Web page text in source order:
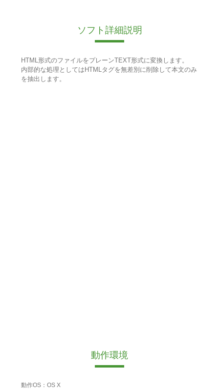
ソフト詳細説明
HTML形式のファイルをプレーンTEXT形式に変換します。
内部的な処理としてはHTMLタグを無差別に削除して本文のみ
を抽出します。
動作環境
動作OS：OS X